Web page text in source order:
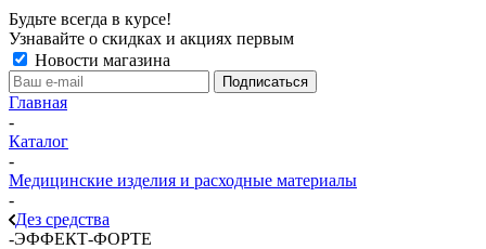
Будьте всегда в курсе!
Узнавайте о скидках и акциях первым
Новости магазина
Главная
-
Каталог
-
Медицинские изделия и расходные материалы
-
Дез средства
-ЭФФЕКТ-ФОРТЕ